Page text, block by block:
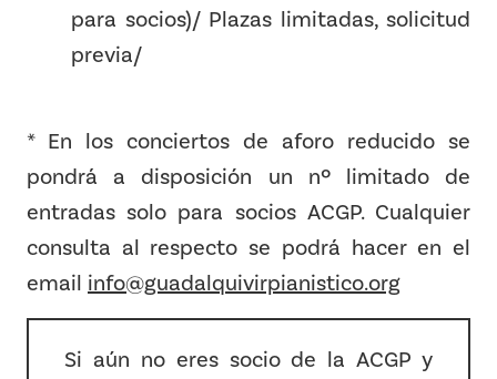
para socios)/ Plazas limitadas, solicitud
previa/
* En los conciertos de aforo reducido se
pondrá a disposición un nº limitado de
entradas solo para socios ACGP. Cualquier
consulta al respecto se podrá hacer en el
email info@guadalquivirpianistico.org
Si aún no eres socio de la ACGP y